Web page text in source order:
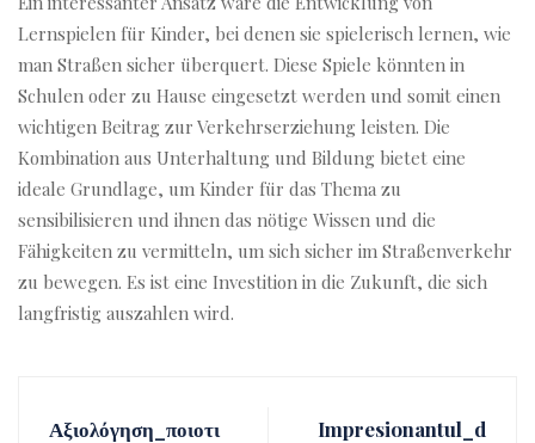
Lernspielen für Kinder, bei denen sie spielerisch lernen, wie
man Straßen sicher überquert. Diese Spiele könnten in
Schulen oder zu Hause eingesetzt werden und somit einen
wichtigen Beitrag zur Verkehrserziehung leisten. Die
Kombination aus Unterhaltung und Bildung bietet eine
ideale Grundlage, um Kinder für das Thema zu
sensibilisieren und ihnen das nötige Wissen und die
Fähigkeiten zu vermitteln, um sich sicher im Straßenverkehr
zu bewegen. Es ist eine Investition in die Zukunft, die sich
langfristig auszahlen wird.
Αξιολόγηση_ποιοτι
Impresionantul_d